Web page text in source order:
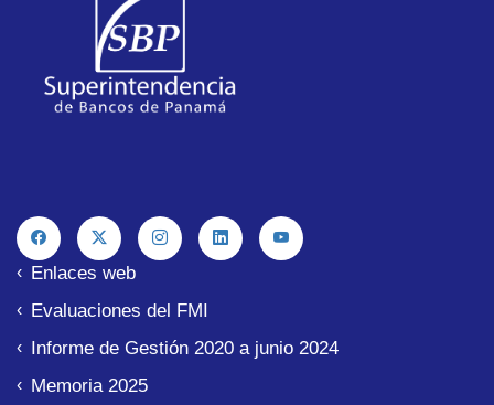
Enlaces web
Evaluaciones del FMI
Informe de Gestión 2020 a junio 2024
Memoria 2025